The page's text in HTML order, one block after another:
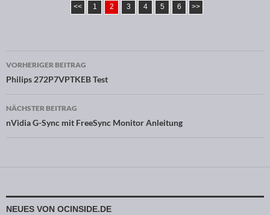
<< 1 2 3 4 5 6 >>
Beitragsnavigation
VORHERIGER BEITRAG
Philips 272P7VPTKEB Test
NÄCHSTER BEITRAG
nVidia G-Sync mit FreeSync Monitor Anleitung
NEUES VON OCINSIDE.DE